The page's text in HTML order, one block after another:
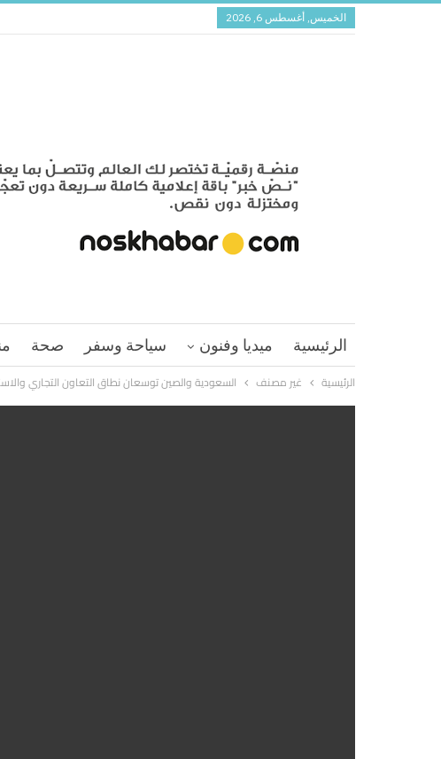
الخميس, أغسطس 6, 2026
الرئيسية ميديا وفنون سياحة وسفر صحة
الرئيسية
غير مصنف السعودية والصين توسعان نطاق التعاون التجاري